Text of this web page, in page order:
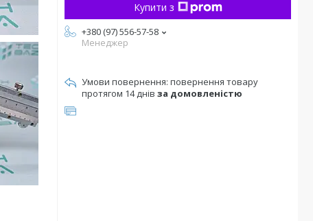
Купити з
+380 (97) 556-57-58
Менеджер
повернення товару
протягом 14 днів за домовленістю